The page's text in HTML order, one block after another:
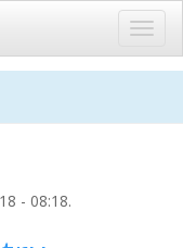
- 08:18.